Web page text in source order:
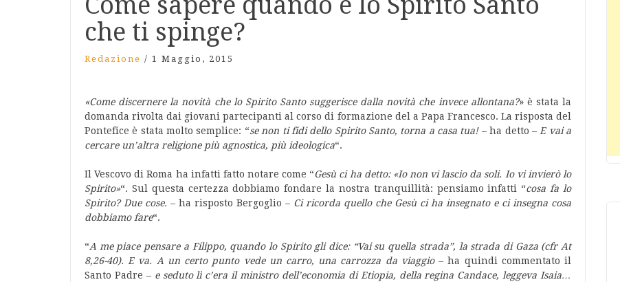
che ti spinge?
Redazione / 1 Maggio, 2015
«Come discernere la novità che lo Spirito Santo suggerisce dalla novità che invece allontana?» è stata la
domanda rivolta dai giovani partecipanti al corso di formazione del a Papa Francesco. La risposta del
Pontefice è stata molto semplice: “se non ti fidi dello Spirito Santo, torna a casa tua!– ha detto – E vai a
cercare un’altra religione più agnostica, più ideologica“.
Il Vescovo di Roma ha infatti fatto notare come “Gesù ci ha detto: «Io non vi lascio da soli. Io vi invierò lo
Spirito»“. Sul questa certezza dobbiamo fondare la nostra tranquillità: pensiamo infatti “cosa fa lo
Spirito? Due cose. – ha risposto Bergoglio – Ci ricorda quello che Gesù ci ha insegnato e ci insegna cosa
dobbiamo fare“.
“A me piace pensare a Filippo, quando lo Spirito gli dice: “Vai su quella strada”, la strada di Gaza (cfr At
8,26-40). E va. A un certo punto vede un carro, una carrozza da viaggio– ha quindi commentato il
Santo Padre –e seduto lì c’era il ministro dell’economia di Etiopia, della regina Candace, leggeva Isaia…